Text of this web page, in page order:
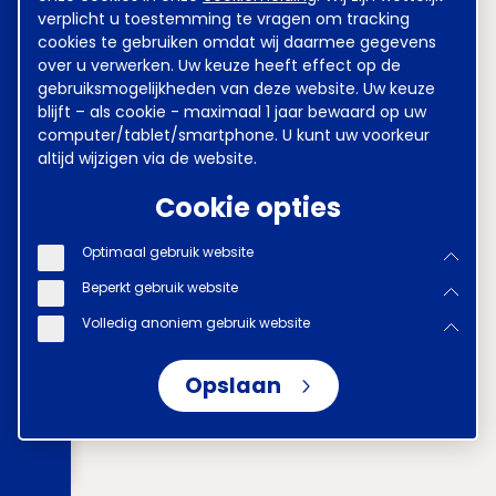
verplicht u toestemming te vragen om tracking
cookies te gebruiken omdat wij daarmee gegevens
over u verwerken. Uw keuze heeft effect op de
gebruiksmogelijkheden van deze website. Uw keuze
blijft – als cookie - maximaal 1 jaar bewaard op uw
computer/tablet/smartphone. U kunt uw voorkeur
altijd wijzigen via de website.
Cookie opties
Optimaal gebruik website
Beperkt gebruik website
Volledig anoniem gebruik website
Opslaan